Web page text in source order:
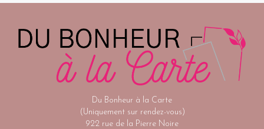
Du Bonheur à la Carte
(Uniquement sur rendez-vous)
922 rue de la Pierre Noire